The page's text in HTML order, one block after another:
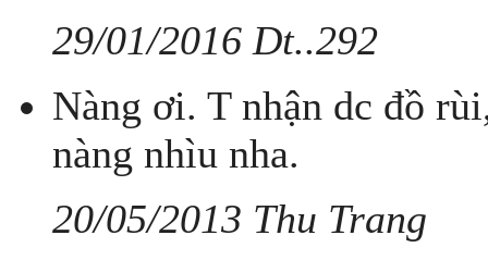
29/01/2016 Dt..292
Nàng ơi. T nhận dc đồ
nàng nhìu nha.
20/05/2013 Thu Trang